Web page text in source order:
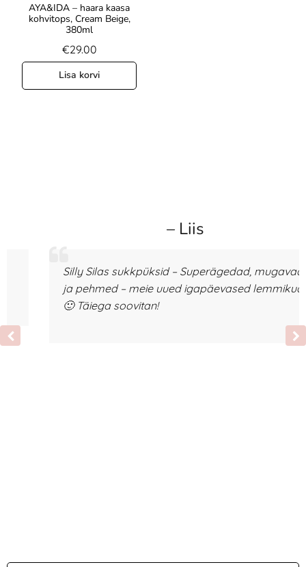
AYA&IDA – haara kaasa
kohvitops, Cream Beige,
380ml
€29.00
Lisa korvi
– Liis
Silly Silas sukkpüksid – Superägedad, mugavad
ja pehmed – meie uued igapäevased lemmikud
🙂 Täiega soovitan!